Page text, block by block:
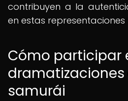
contribuyen a la
en estas representaciones
Cómo participar
samurái